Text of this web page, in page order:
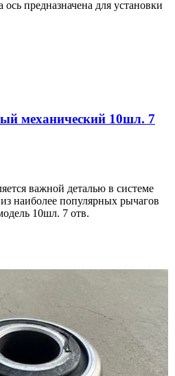
предназначена для установки
механический 10шл. 7
важной деталью в системе
наиболее популярных рычагов
10шл. 7 отв.